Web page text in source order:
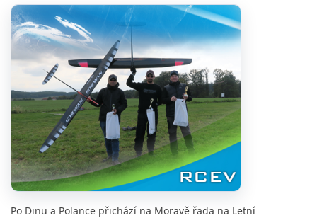
Po Dinu a Polance přichází na Moravě řada na Letní